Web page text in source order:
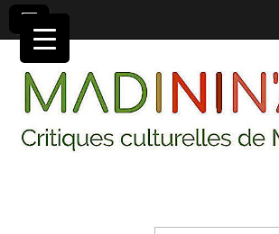
MADININ'ART